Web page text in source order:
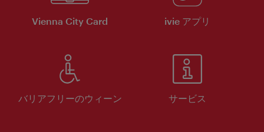
Vienna City Card ivie アプリ
バリアフリーのウィーン サービス